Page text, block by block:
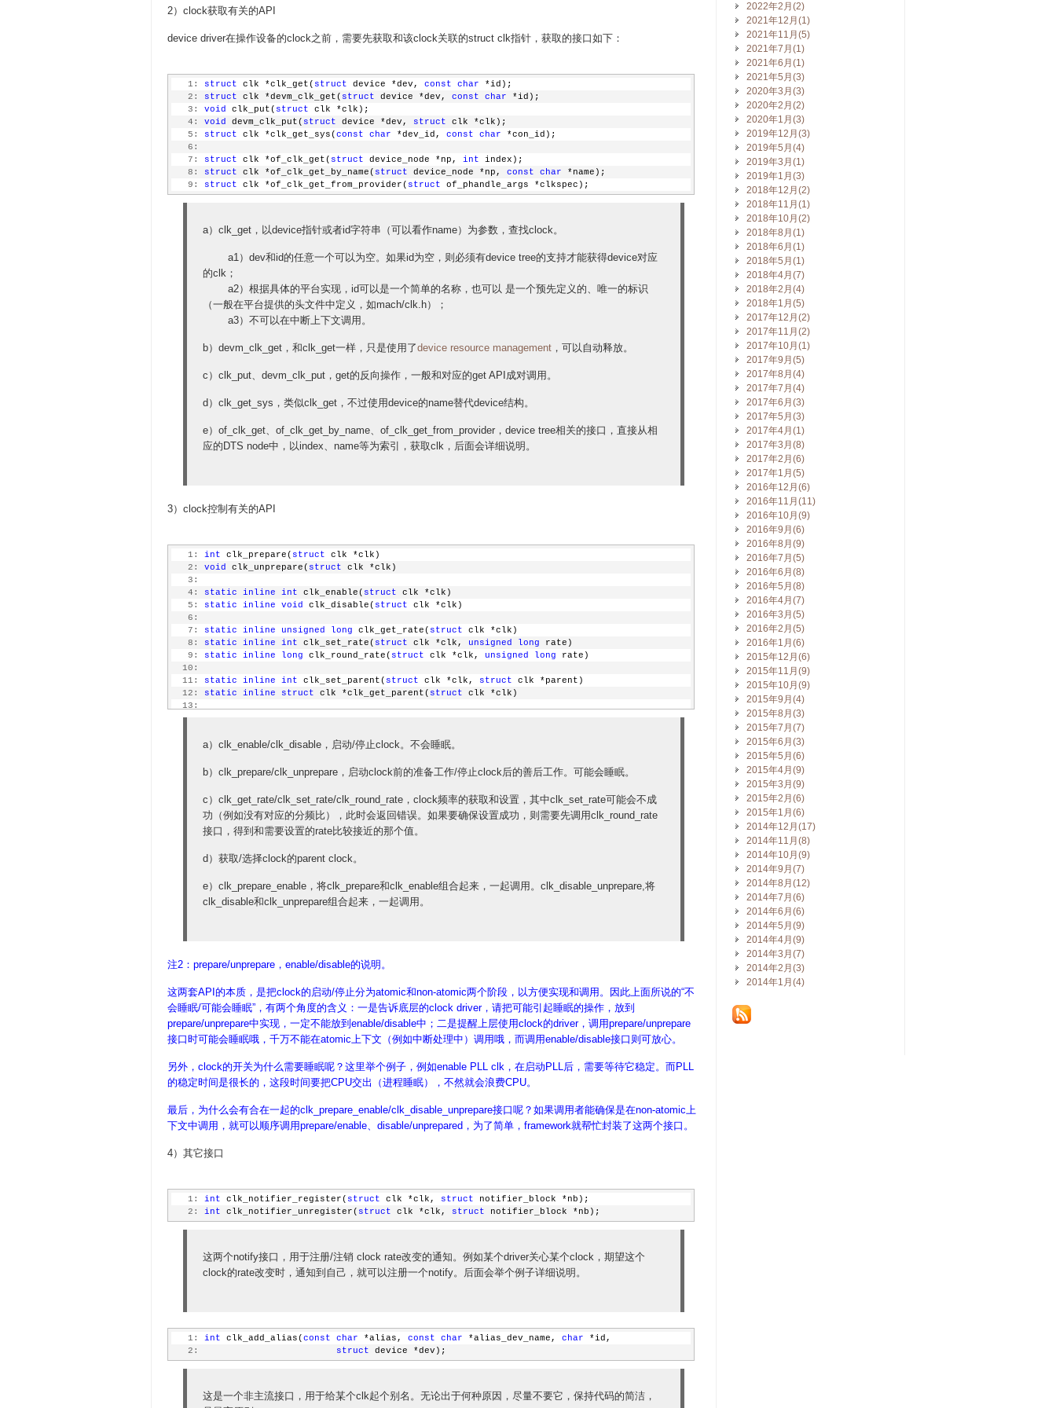
2）clock获取有关的API
device driver在操作设备的clock之前，需要先获取和该clock关联的struct clk指针，获取的接口如下：
   1:
struct clk *clk_get( struct device *dev, const char *id);
   2:
struct clk *devm_clk_get( struct device *dev, const char *id);
   3:
void clk_put( struct clk *clk);
   4:
void devm_clk_put( struct device *dev, struct clk *clk);
   5:
struct clk *clk_get_sys(const char *dev_id, const char *con_id);
   6:
   7:
struct clk *of_clk_get( struct device_node *np, int index);
   8:
struct clk *of_clk_get_by_name( struct device_node *np, const char *name);
   9:
struct clk *of_clk_get_from_provider( struct of_phandle_args *clkspec);
a）clk_get，以device指针或者id字符串（可以看作name）为参数，查找clock。
a1）dev和id的任意一个可以为空。如果id为空，则必须有device tree的支持才能获得device对应
的clk；
a2）根据具体的平台实现，id可以是一个简单的名称，也可以 是一个预先定义的、唯一的标识
（一般在平台提供的头文件中定义，如mach/clk.h）；
a3）不可以在中断上下文调用。
b）devm_clk_get，和clk_get一样，只是使用了device resource management ，可以自动释放。
c）clk_put、devm_clk_put，get的反向操作，一般和对应的get API成对调用。
d）clk_get_sys，类似clk_get，不过使用device的name替代device结构。
e）of_clk_get、of_clk_get_by_name、of_clk_get_from_provider，device tree相关的接口，直接从相
应的DTS node中，以index、name等为索引，获取clk，后面会详细说明。
3）clock控制有关的API
   1:
int clk_prepare( struct clk *clk)
   2:
void clk_unprepare( struct clk *clk)
   3:
   4:
static inline int clk_enable( struct clk *clk)
   5:
static inline void clk_disable( struct clk *clk)
   6:
   7:
static inline unsigned long clk_get_rate( struct clk *clk)
   8:
static inline int clk_set_rate( struct clk *clk, unsigned long rate)
   9:
static inline long clk_round_rate( struct clk *clk, unsigned long rate)
  10:
  11:
static inline int clk_set_parent( struct clk *clk, struct clk *parent)
  12:
static inline struct clk *clk_get_parent( struct clk *clk)
  13:
  14:
a）clk_enable/clk_disable，启动/停止clock。不会睡眠。
b）clk_prepare/clk_unprepare，启动clock前的准备工作/停止clock后的善后工作。可能会睡眠。
c）clk_get_rate/clk_set_rate/clk_round_rate，clock频率的获取和设置，其中clk_set_rate可能会不成
功（例如没有对应的分频比），此时会返回错误。如果要确保设置成功，则需要先调用clk_round_rate
接口，得到和需要设置的rate比较接近的那个值。
d）获取/选择clock的parent clock。
e）clk_prepare_enable，将clk_prepare和clk_enable组合起来，一起调用。clk_disable_unprepare,将
clk_disable和clk_unprepare组合起来，一起调用。
注2：prepare/unprepare，enable/disable的说明。
这两套API的本质，是把clock的启动/停止分为atomic和non-atomic两个阶段，以方便实现和调用。因此上面所说的“不
会睡眠/可能会睡眠”，有两个角度的含义：一是告诉底层的clock driver，请把可能引起睡眠的操作，放到
prepare/unprepare中实现，一定不能放到enable/disable中；二是提醒上层使用clock的driver，调用prepare/unprepare
接口时可能会睡眠哦，千万不能在atomic上下文（例如中断处理中）调用哦，而调用enable/disable接口则可放心。
另外，clock的开关为什么需要睡眠呢？这里举个例子，例如enable PLL clk，在启动PLL后，需要等待它稳定。而PLL
的稳定时间是很长的，这段时间要把CPU交出（进程睡眠），不然就会浪费CPU。
最后，为什么会有合在一起的clk_prepare_enable/clk_disable_unprepare接口呢？如果调用者能确保是在non-atomic上
下文中调用，就可以顺序调用prepare/enable、disable/unprepared，为了简单，framework就帮忙封装了这两个接口。
4）其它接口
   1:
int clk_notifier_register( struct clk *clk, struct notifier_block *nb);
   2:
int clk_notifier_unregister( struct clk *clk, struct notifier_block *nb);
这两个notify接口，用于注册/注销 clock rate改变的通知。例如某个driver关心某个clock，期望这个
clock的rate改变时，通知到自己，就可以注册一个notify。后面会举个例子详细说明。
   1:
int clk_add_alias(const char *alias, const char *alias_dev_name, char *id,
   2:
struct device *dev);
这是一个非主流接口，用于给某个clk起个别名。无论出于何种原因，尽量不要它，保持代码的简洁，
2022年2月(2)
2021年12月(1)
2021年11月(5)
2021年7月(1)
2021年6月(1)
2021年5月(3)
2020年3月(3)
2020年2月(2)
2020年1月(3)
2019年12月(3)
2019年5月(4)
2019年3月(1)
2019年1月(3)
2018年12月(2)
2018年11月(1)
2018年10月(2)
2018年8月(1)
2018年6月(1)
2018年5月(1)
2018年4月(7)
2018年2月(4)
2018年1月(5)
2017年12月(2)
2017年11月(2)
2017年10月(1)
2017年9月(5)
2017年8月(4)
2017年7月(4)
2017年6月(3)
2017年5月(3)
2017年4月(1)
2017年3月(8)
2017年2月(6)
2017年1月(5)
2016年12月(6)
2016年11月(11)
2016年10月(9)
2016年9月(6)
2016年8月(9)
2016年7月(5)
2016年6月(8)
2016年5月(8)
2016年4月(7)
2016年3月(5)
2016年2月(5)
2016年1月(6)
2015年12月(6)
2015年11月(9)
2015年10月(9)
2015年9月(4)
2015年8月(3)
2015年7月(7)
2015年6月(3)
2015年5月(6)
2015年4月(9)
2015年3月(9)
2015年2月(6)
2015年1月(6)
2014年12月(17)
2014年11月(8)
2014年10月(9)
2014年9月(7)
2014年8月(12)
2014年7月(6)
2014年6月(6)
2014年5月(9)
2014年4月(9)
2014年3月(7)
2014年2月(3)
2014年1月(4)